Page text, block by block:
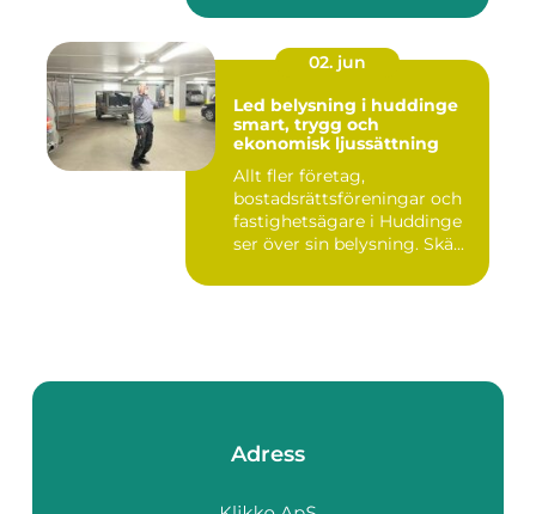
02. jun
Led belysning i huddinge
smart, trygg och
ekonomisk ljussättning
Allt fler företag,
bostadsrättsföreningar och
fastighetsägare i Huddinge
ser över sin belysning. Skä...
Adress